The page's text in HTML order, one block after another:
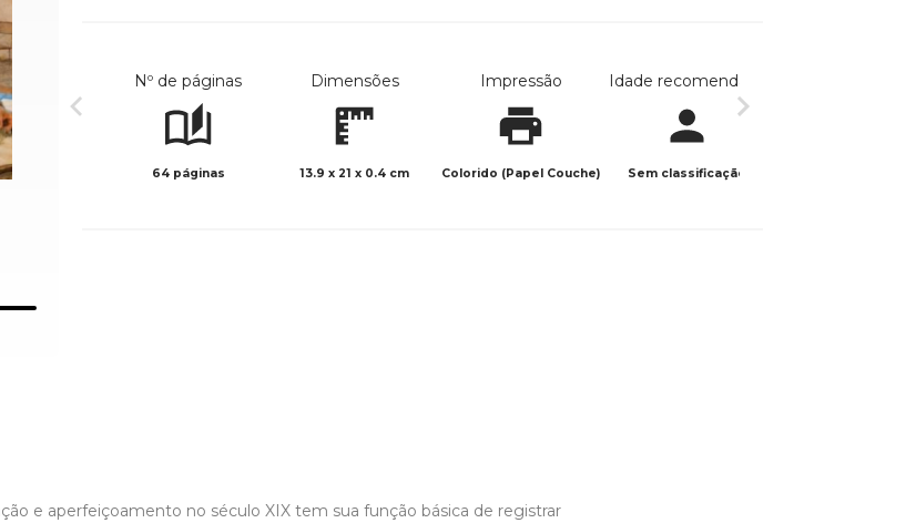
Nº de páginas
64 páginas
Dimensões
13.9 x 21 x 0.4 cm
Impressão
Colorido (Papel Couche)
Idade recomendada
Sem classificação
e aperfeiçoamento no século XIX tem sua função básica de registrar